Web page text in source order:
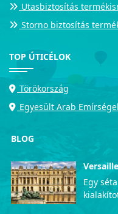
Utasbiztosítás
Storno biztosítás
TOP ÚTICÉLOK
Törökország
Egyesült Arab
BLOG
látnivaló
Egy